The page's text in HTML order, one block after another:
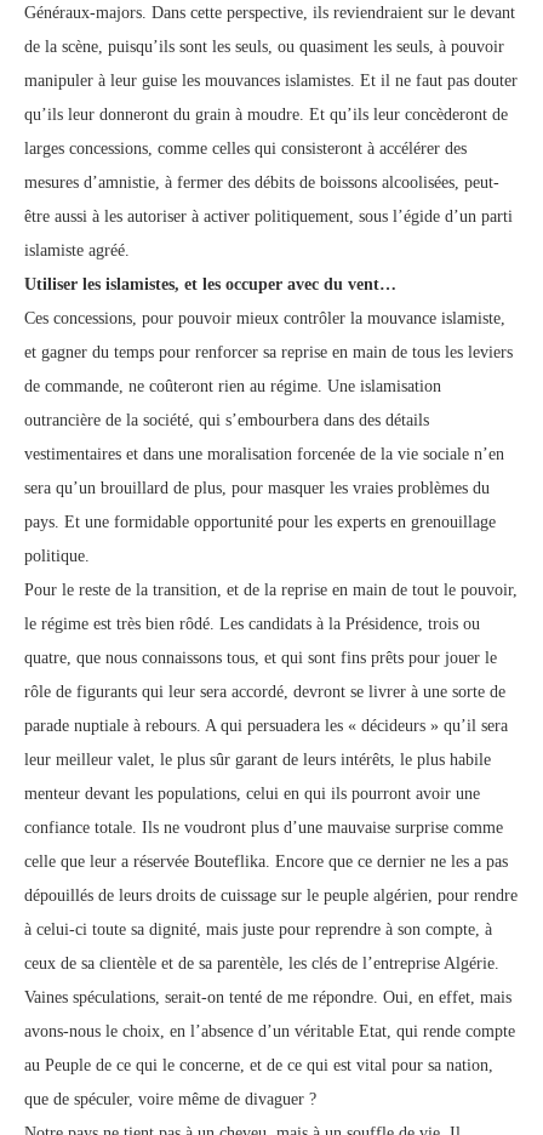
Généraux-majors. Dans cette perspective, ils reviendraient sur le devant
de la scène, puisqu’ils sont les seuls, ou quasiment les seuls, à pouvoir
manipuler à leur guise les mouvances islamistes. Et il ne faut pas douter
qu’ils leur donneront du grain à moudre. Et qu’ils leur concèderont de
larges concessions, comme celles qui consisteront à accélérer des
mesures d’amnistie, à fermer des débits de boissons alcoolisées, peut-
être aussi à les autoriser à activer politiquement, sous l’égide d’un parti
islamiste agréé.
Utiliser les islamistes, et les occuper avec du vent…
Ces concessions, pour pouvoir mieux contrôler la mouvance islamiste,
et gagner du temps pour renforcer sa reprise en main de tous les leviers
de commande, ne coûteront rien au régime. Une islamisation
outrancière de la société, qui s’embourbera dans des détails
vestimentaires et dans une moralisation forcenée de la vie sociale n’en
sera qu’un brouillard de plus, pour masquer les vraies problèmes du
pays. Et une formidable opportunité pour les experts en grenouillage
politique.
Pour le reste de la transition, et de la reprise en main de tout le pouvoir,
le régime est très bien rôdé. Les candidats à la Présidence, trois ou
quatre, que nous connaissons tous, et qui sont fins prêts pour jouer le
rôle de figurants qui leur sera accordé, devront se livrer à une sorte de
parade nuptiale à rebours. A qui persuadera les « décideurs » qu’il sera
leur meilleur valet, le plus sûr garant de leurs intérêts, le plus habile
menteur devant les populations, celui en qui ils pourront avoir une
confiance totale. Ils ne voudront plus d’une mauvaise surprise comme
celle que leur a réservée Bouteflika. Encore que ce dernier ne les a pas
dépouillés de leurs droits de cuissage sur le peuple algérien, pour rendre
à celui-ci toute sa dignité, mais juste pour reprendre à son compte, à
ceux de sa clientèle et de sa parentèle, les clés de l’entreprise Algérie.
Vaines spéculations, serait-on tenté de me répondre. Oui, en effet, mais
avons-nous le choix, en l’absence d’un véritable Etat, qui rende compte
au Peuple de ce qui le concerne, et de ce qui est vital pour sa nation,
que de spéculer, voire même de divaguer ?